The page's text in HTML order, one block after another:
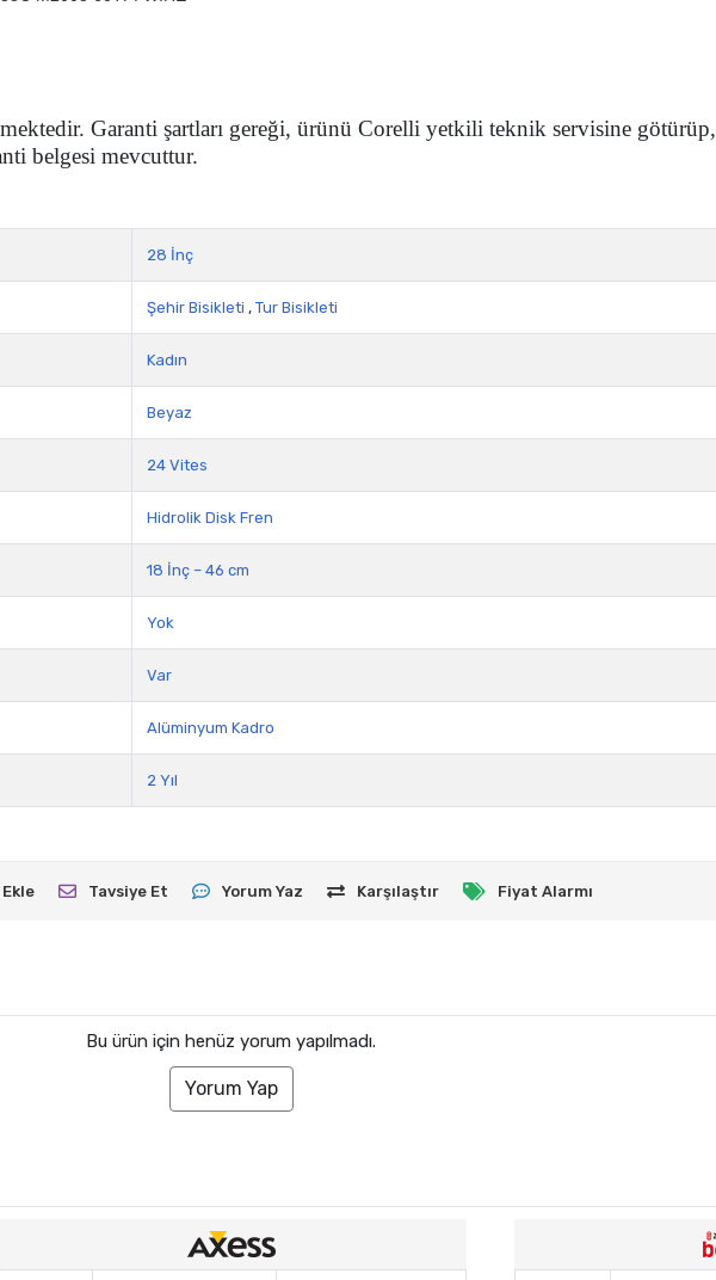
Garanti şartları gereği, ürünü Corelli yetkili teknik servisine
belgesi mevcuttur.
28 İnç
Şehir Bisikleti ,Tur Bisikleti
Kadın
Beyaz
24 Vites
Hidrolik Disk Fren
18 İnç – 46 cm
Yok
Var
Alüminyum Kadro
2 Yıl
Tavsiye Et Yorum Yaz Karşılaştır Fiyat Alarmı
Bu ürün için henüz yorum yapılmadı.
Yorum Yap